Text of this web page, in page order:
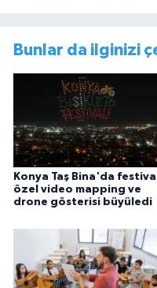
Bunlar da ilginizi
Konya Taş Bina'da
özel video mapping ve
drone gösterisi büyüledi